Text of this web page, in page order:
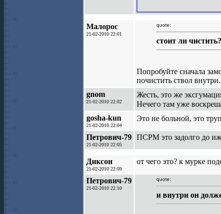
Малорос
21-02-2010 22:01
quote:
стоит ли чистить?
Попробуйте сначала
почистить ствол
gnom
21-02-2010 22:02
Жесть, это же
Нечего там уже
gosha-kun
21-02-2010 22:04
Это не больной, это
Петрович-79
21-02-2010 22:05
ПСРМ это задолго до
Диксон
21-02-2010 22:09
от чего это? к мурке
Петрович-79
21-02-2010 22:10
quote:
и внутри он